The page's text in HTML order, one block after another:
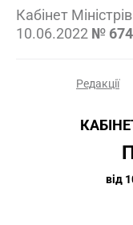
Кабінет
10.06.2022 № 674
Редакції
від